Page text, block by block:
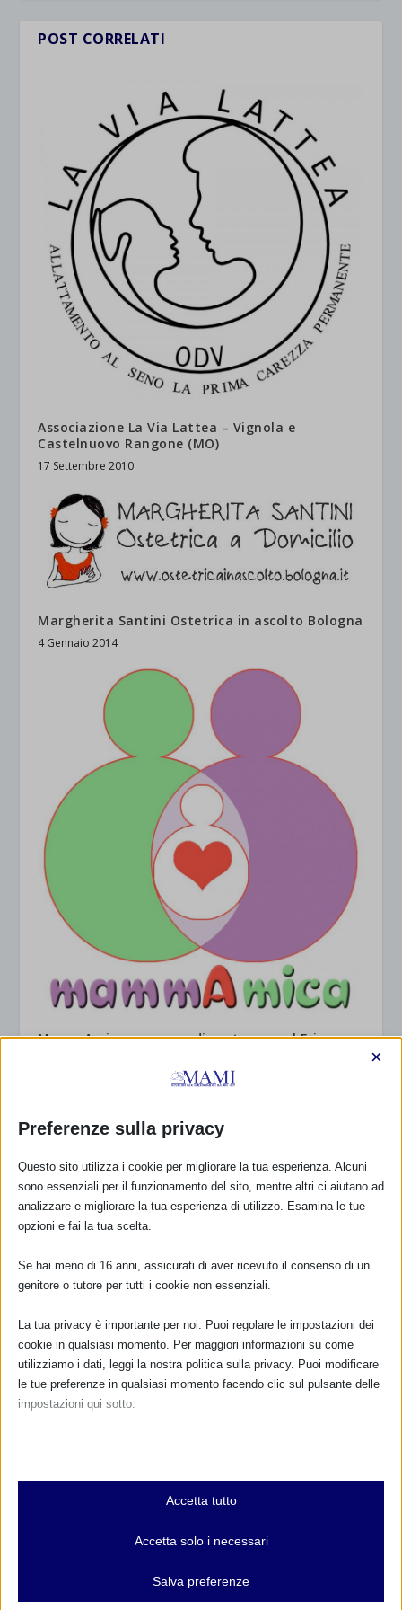
POST CORRELATI
Associazione La Via Lattea – Vignola e
Castelnuovo Rangone (MO)
17 Settembre 2010
Margherita Santini Ostetrica in ascolto Bologna
4 Gennaio 2014
MammAmica – gruppo di sostegno nel Frignano
CALENDARIO EVENTI
Preferenze sulla privacy
×
Questo sito utilizza i cookie per migliorare la tua esperienza. Alcuni
sono essenziali per il funzionamento del sito, mentre altri ci aiutano ad
analizzare e migliorare la tua esperienza di utilizzo. Esamina le tue
opzioni e fai la tua scelta.
Se hai meno di 16 anni, assicurati di aver ricevuto il consenso di un
genitore o tutore per tutti i cookie non essenziali.
La tua privacy è importante per noi. Puoi regolare le impostazioni dei
cookie in qualsiasi momento. Per maggiori informazioni su come
utilizziamo i dati, leggi la nostra politica sulla privacy. Puoi modificare
le tue preferenze in qualsiasi momento facendo clic sul pulsante delle
impostazioni qui sotto.
Essenziali
I cookie e i servizi essenziali abilitano le funzioni di base e sono
e servizi non richiedono il consenso dell'utente secondo il GDPR.
Analitici
Accetta tutto
Accetta solo i necessari
Salva preferenze